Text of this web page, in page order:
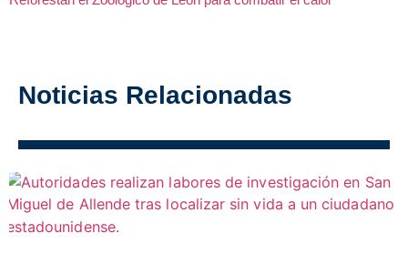
Noticias Relacionadas